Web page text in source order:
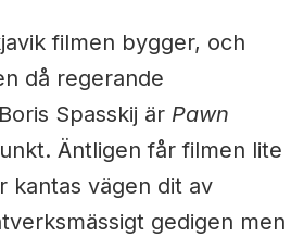
filmen bygger, och
då regerande
Spasskij är Pawn
Äntligen får filmen lite
kantas vägen dit av
gedigen men